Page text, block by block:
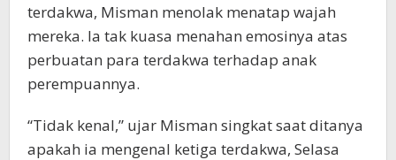
terdakwa, Misman menolak menatap wajah
mereka. Ia tak kuasa menahan emosinya atas
perbuatan para terdakwa terhadap anak
perempuannya.
“Tidak kenal,” ujar Misman singkat saat ditanya
apakah ia mengenal ketiga terdakwa, Selasa